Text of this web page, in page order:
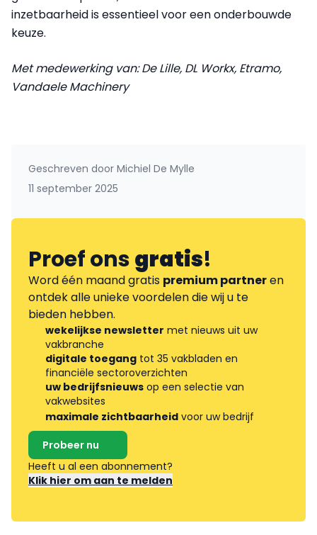
inzetbaarheid is essentieel voor een onderbouwde
keuze.
Met medewerking van: De Lille, DL Workx, Etramo,
Vandaele Machinery
Geschreven door Michiel De Mylle
11 september 2025
Proef onsgratis!
Word één maand gratis premium partneren
ontdek alle unieke voordelen die wij u te
bieden hebben.
wekelijkse newsletter met nieuws uit uw
vakbranche
digitale toegang tot 35 vakbladen en
financiële sectoroverzichten
uw bedrijfsnieuws op een selectie van
vakwebsites
maximale zichtbaarheid voor uw bedrijf
Probeer nu
Heeft u al een abonnement?
Klik hier om aan te melden